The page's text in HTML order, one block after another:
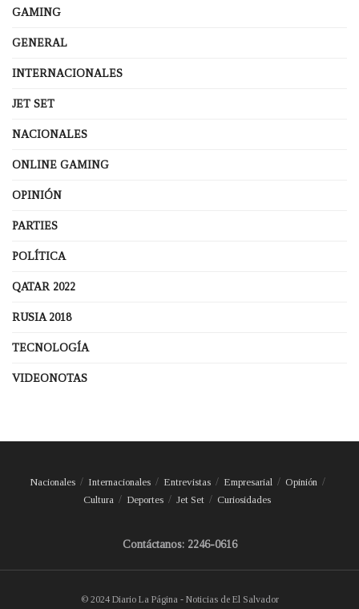
GAMING
GENERAL
INTERNACIONALES
JET SET
NACIONALES
ONLINE GAMING
OPINIÓN
PARTIES
POLÍTICA
QATAR 2022
RUSIA 2018
TECNOLOGÍA
VIDEONOTAS
Nacionales Internacionales Entrevistas Empresarial
Opinión
Cultura
Deportes Jet Set Curiosidades
Contáctanos: 2246-0616
© 2024 Diario La Página - Noticias de El Salvador